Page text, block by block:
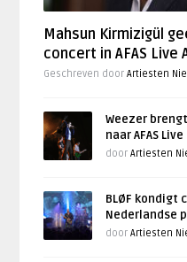
Mahsun Kirmizigül
concert in AFAS Live
Geschreven doorArtiesten
Weezer
naar AFAS
doorArtiesten
BLØF kondigt
Nederlandse
doorArtiesten